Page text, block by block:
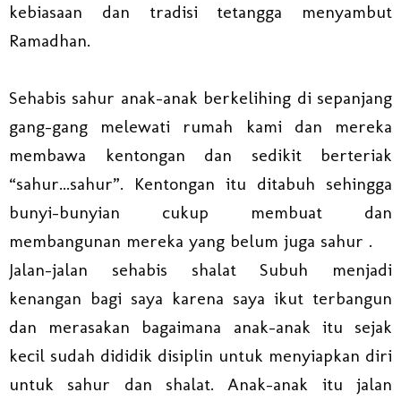
kebiasaan dan tradisi tetangga menyambut
Ramadhan.
Sehabis sahur anak-anak berkelihing di sepanjang
gang-gang melewati rumah kami dan mereka
membawa kentongan dan sedikit berteriak
“sahur...sahur”. Kentongan itu ditabuh sehingga
bunyi-bunyian cukup membuat dan
membangunan mereka yang belum juga sahur .
Jalan-jalan sehabis shalat Subuh menjadi
kenangan bagi saya karena saya ikut terbangun
dan merasakan bagaimana anak-anak itu sejak
kecil sudah dididik disiplin untuk menyiapkan diri
untuk sahur dan shalat. Anak-anak itu jalan